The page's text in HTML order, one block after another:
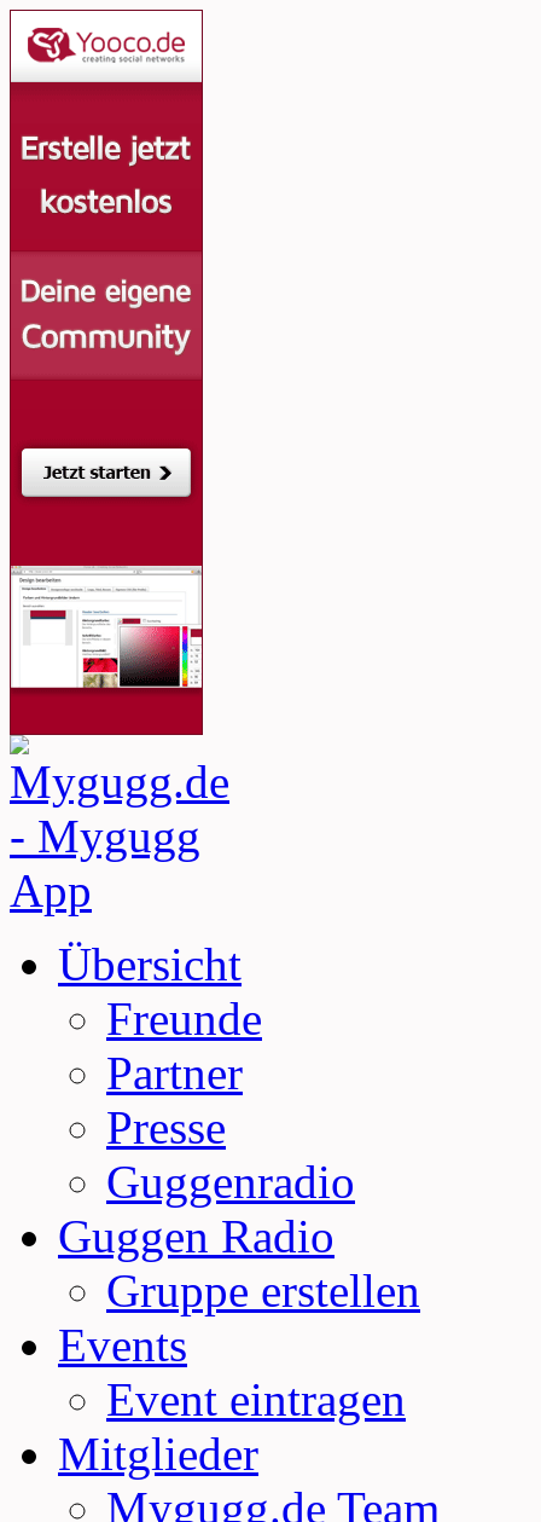
Übersicht
Freunde
Partner
Presse
Guggenradio
Guggen Radio
Gruppe erstellen
Events
Event eintragen
Mitglieder
Mygugg.de Team